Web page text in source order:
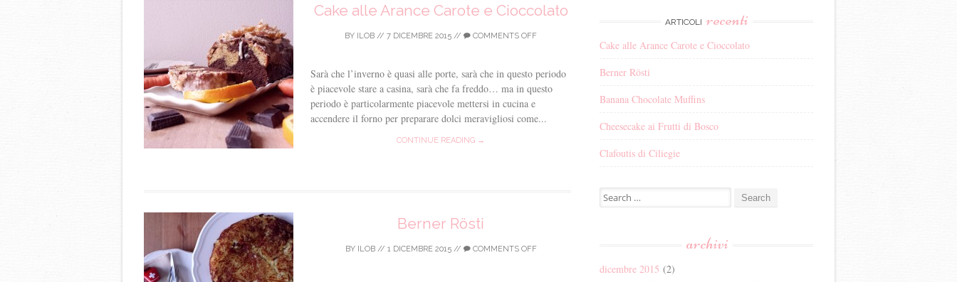
Cake alle Arance Carote e Cioccolato
BY ILOB // 7 DICEMBRE 2015 // COMMENTS OFF
Sarà che l’inverno è quasi alle porte, sarà che in questo periodo
è piacevole stare a casina, sarà che fa freddo… ma in questo
periodo è particolarmente piacevole mettersi in cucina e
accendere il forno per preparare dolci meravigliosi come...
CONTINUE READING →
Berner Rösti
BY ILOB// 1 DICEMBRE 2015// COMMENTS OFF
ARTICOLI recenti
Cake alle Arance Carote e Cioccolato
Berner Rösti
Banana Chocolate Muffins
Cheesecake ai Frutti di Bosco
Clafoutis di Ciliegie
Search for:
archivi
dicembre 2015 (2)